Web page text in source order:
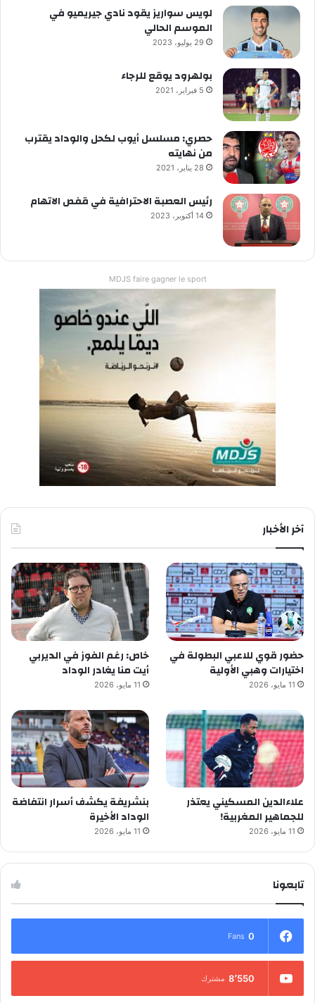
لويس سواريز يقود نادي جيريميو في
الموسم الحالي
29 يوليو، 2023
بولهرود يوقع للرجاء
5 فبراير، 2021
حصري: مسلسل أيوب لكحل والوداد يقترب
من نهايته
28 يناير، 2021
رئيس العصبة الاحترافية في قفص الاتهام
14 أكتوبر، 2023
MDJS faire gagner le sport
آخر الأخبار
حضور قوي للاعبي البطولة في
اختيارات وهبي الأولية
11 مايو، 2026
خاص: رغم الفوز في الديربي
أيت منا يغادر الوداد
11 مايو، 2026
علاءالدين المسكيني يعتذر
للجماهير المغربية!
11 مايو، 2026
بنشريفة يكشف أسرار انتفاضة
الوداد الأخيرة
11 مايو، 2026
تابعونا
0
Fans
8٬550 مشترك